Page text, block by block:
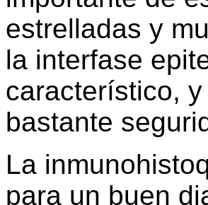
estrelladas y
la interfase
característico,
bastante
La
para un buen